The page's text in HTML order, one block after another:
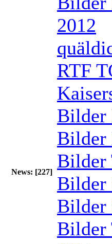
News: [227]
2012
RTF
Bilder
Bilder
Bilder
Bilder
Bilder
Bilder